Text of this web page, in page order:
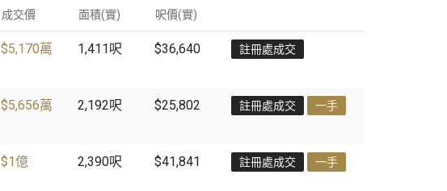
成交價 面積(實) 呎價(實)
$5,170萬 1,411呎 $36,640 註冊處成交
$5,656萬 2,192呎 $25,802 註冊處成交 一手
$1億 2,390呎 $41,841 註冊處成交 一手